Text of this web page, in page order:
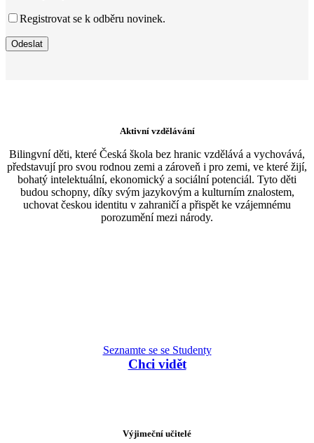
Registrovat se k odběru novinek.
Odeslat
Aktivní vzdělávání
Bilingvní děti, které Česká škola bez hranic vzdělává a vychovává,
představují pro svou rodnou zemi a zároveň i pro zemi, ve které žijí,
bohatý intelektuální, ekonomický a sociální potenciál. Tyto děti
budou schopny, díky svým jazykovým a kulturním znalostem,
uchovat českou identitu v zahraničí a přispět ke vzájemnému
porozumění mezi národy.
Seznamte se se Studenty
Chci vidět
Výjimeční učitelé